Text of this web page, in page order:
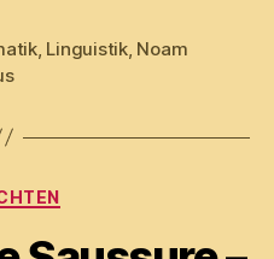
, Linguistik, Noam
Categories